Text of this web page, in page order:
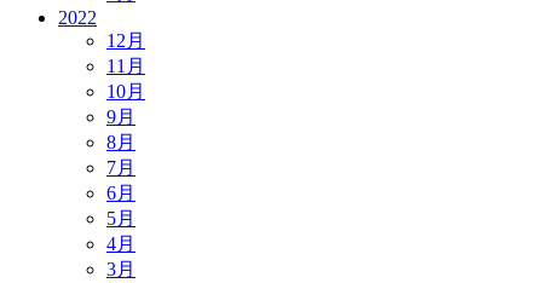
2022
12月
11月
10月
9月
8月
7月
6月
5月
4月
3月